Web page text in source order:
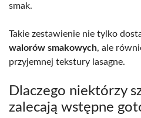
smak.
Takie zestawienie nie tylko
walorów smakowych, ale
przyjemnej tekstury lasagne.
Dlaczego niektórzy
zalecają wstępne